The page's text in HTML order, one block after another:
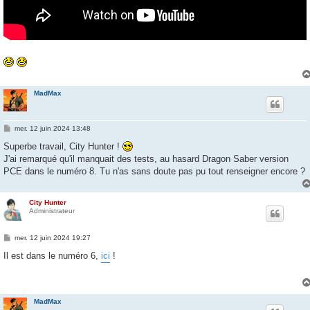
MadMax
M
s
s
a
g
mer. 12 juin 2024 13:48
Superbe travail, City Hunter !
J'ai remarqué qu'il manquait des tests, au hasard Dragon Saber version
PCE dans le numéro 8. Tu n'as sans doute pas pu tout renseigner encore ?
City Hunter
Administrateur
M
s
mer. 12 juin 2024 19:27
Il est dans le numéro 6, ici !
MadMax